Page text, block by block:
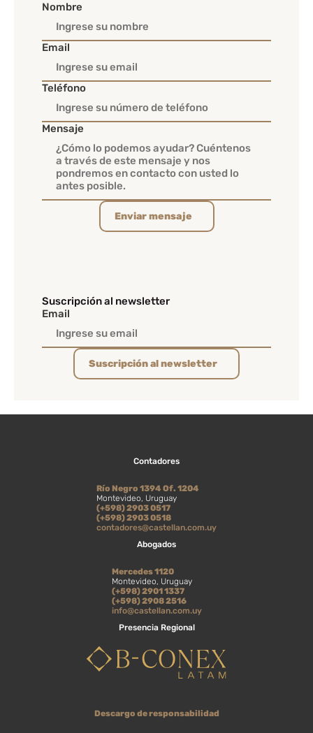
Nombre
Email
Teléfono
Mensaje
Enviar mensaje
Suscripción al newsletter
Email
Suscripción al newsletter
Descargo de responsabilidad
Presencia Regional
Abogados
Mercedes 1120
Montevideo, Uruguay
(+598) 2901 1337
(+598) 2908 2516
info@castellan.com.uy
Contadores
Río Negro 1394 Of. 1204
Montevideo, Uruguay
(+598) 2903 0517
(+598) 2903 0518
contadores@castellan.com.uy